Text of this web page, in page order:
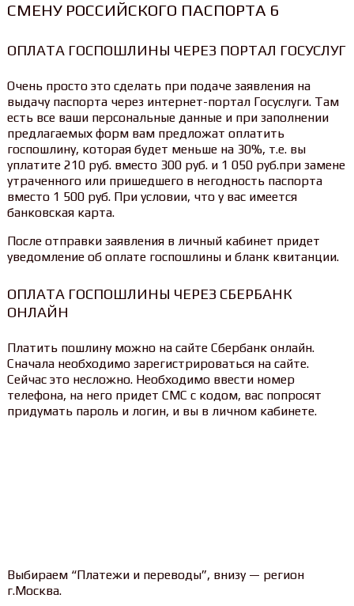
СМЕНУ РОССИЙСКОГО ПАСПОРТА 6
ОПЛАТА ГОСПОШЛИНЫ ЧЕРЕЗ ПОРТАЛ ГОСУСЛУГ
Очень просто это сделать при подаче заявления на
выдачу паспорта через интернет-портал Госуслуги. Там
есть все ваши персональные данные и при заполнении
предлагаемых форм вам предложат оплатить
госпошлину, которая будет меньше на 30%, т.е. вы
уплатите 210 руб. вместо 300 руб. и 1 050 руб.при замене
утраченного или пришедшего в негодность паспорта
вместо 1 500 руб. При условии, что у вас имеется
банковская карта.
После отправки заявления в личный кабинет придет
уведомление об оплате госпошлины и бланк квитанции.
ОПЛАТА ГОСПОШЛИНЫ ЧЕРЕЗ СБЕРБАНК
ОНЛАЙН
Платить пошлину можно на сайте Сбербанк онлайн.
Сначала необходимо зарегистрироваться на сайте.
Сейчас это несложно. Необходимо ввести номер
телефона, на него придет СМС с кодом, вас попросят
придумать пароль и логин, и вы в личном кабинете.
Выбираем “Платежи и переводы”, внизу — регион
г.Москва.